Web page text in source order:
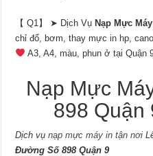
【 Q1】 ➤ Dịch VụNạp Mực
chỉ đổ, bơm, thay mực in hp,
A3, A4, màu, phun ở tại Quận
Nạp Mực
898 Quận
Dịch vụnạp mực máy in tận nơi
Đường Số 898 Quận 9